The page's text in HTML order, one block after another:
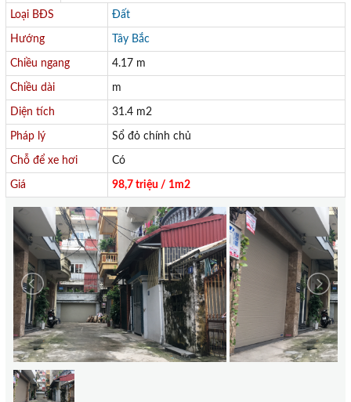
Loại BĐS
Đất
Hướng Tây Bắc
Chiều ngang 4.17 m
Chiều dài m
Diện tích 31.4 m2
Pháp lý Sổ đỏ chính chủ
Chỗ để xe hơi Có
Giá 98,7 triệu / 1m2